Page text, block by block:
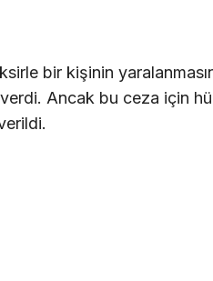
bir kişinin
verdi. Ancak bu ceza için